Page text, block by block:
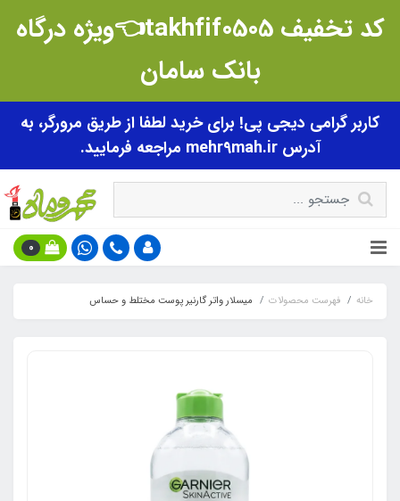
کد تخفیف takhfif0505👈ویژه درگاه
بانک سامان
کاربر گرامی دیجی پی! برای خرید لطفا از طریق مرورگر، به
آدرس mehr9mah.ir مراجعه فرمایید.
0
خانه فهرست محصولات میسلار واتر گارنیر پوست مختلط و حساس